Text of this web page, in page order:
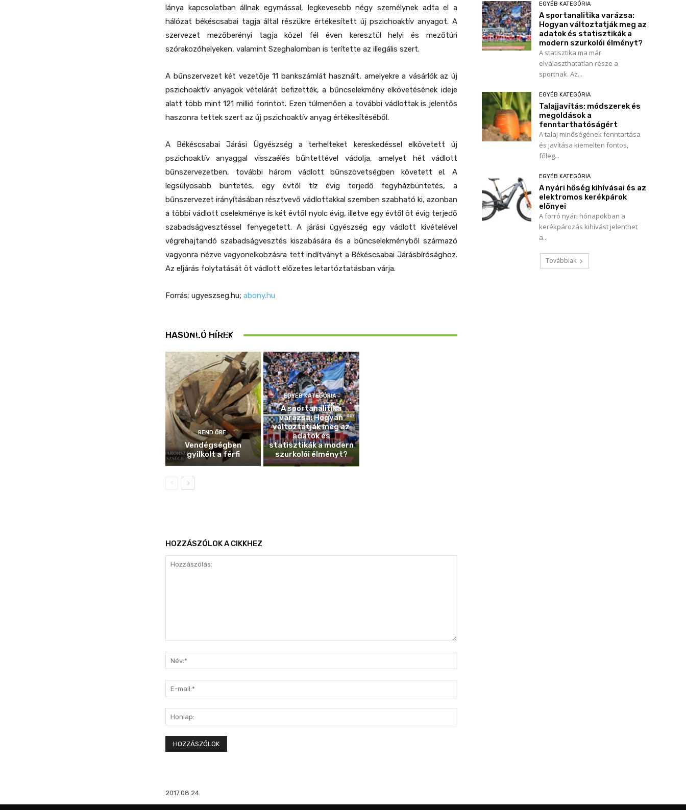
lánya kapcsolatban állnak egymással, legkevesebb négy személynek adta el a
hálózat békéscsabai tagja által részükre értékesített új pszichoaktív anyagot. A
szervezet mezőberényi tagja közel fél éven keresztül helyi és mezőtúri
szórakozóhelyeken, valamint Szeghalomban is terítette az illegális szert.
A bűnszervezet két vezetője 11 bankszámlát használt, amelyekre a vásárlók az új
pszichoaktív anyagok vételárát befizették, a bűncselekmény elkövetésének ideje
alatt több mint 121 millió forintot. Ezen túlmenően a további vádlottak is jelentős
haszonra tettek szert az új pszichoaktív anyag értékesítéséből.
A Békéscsabai Járási Ügyészség a terhelteket kereskedéssel elkövetett új
pszichoaktív anyaggal visszaélés bűntettével vádolja, amelyet hét vádlott
bűnszervezetben, további három vádlott bűnszövetségben követett el. A
legsúlyosabb büntetés, egy évtől tíz évig terjedő fegyházbüntetés, a
bűnszervezet irányításában résztvevő vádlottakkal szemben szabható ki, azonban
a többi vádlott cselekménye is két évtől nyolc évig, illetve egy évtől öt évig terjedő
szabadságvesztéssel fenyegetett. A járási ügyészség egy vádlott kivételével
végrehajtandó szabadságvesztés kiszabására és a bűncselekményből származó
vagyonra nézve vagyonelkobzásra tett indítványt a Békéscsabai Járásbírósághoz.
Az eljárás folytatását öt vádlott előzetes letartóztatásban várja.
Forrás: ugyeszseg.hu; abony.hu
HASONLÓ HÍREK
Idén is közösen
ellenőriztek
REND ŐRE
Vendégségben
gyilkolt a férfi
EGYÉB KATEGÓRIA
A sportanalitika
varázsa: Hogyan
változtatják meg az
adatok és
statisztikák a modern
szurkolói élményt?
HOZZÁSZÓLOK A CIKKHEZ
mail:*
EGYÉB KATEGÓRIA
A sportanalitika varázsa:
Hogyan változtatják meg az
adatok és statisztikák a
modern szurkolói élményt?
A statisztika ma már
elválaszthatatlan része a
sportnak. Az...
EGYÉB KATEGÓRIA
Talajjavítás: módszerek és
megoldások a
fenntarthatóságért
A talaj minőségének fenntartása
és javítása kiemelten fontos,
főleg...
EGYÉB KATEGÓRIA
A nyári hőség kihívásai és az
elektromos kerékpárok
előnyei
A forró nyári hónapokban a
kerékpározás kihívást jelenthet
a...
Továbbiak
2017.08.24.